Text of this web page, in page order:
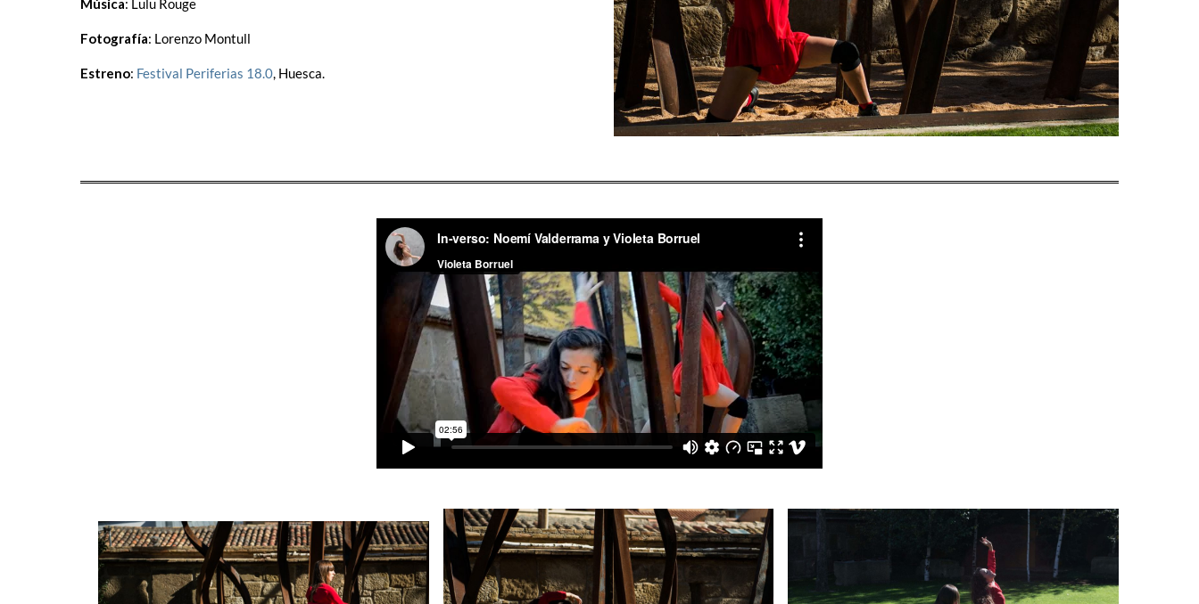
Música: Lulu Rouge
Fotografía: Lorenzo Montull
Estreno: Festival Periferias 18.0, Huesca.